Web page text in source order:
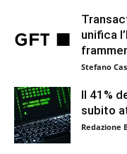
unifica
Stefano
Il 41%
subito
Redazione